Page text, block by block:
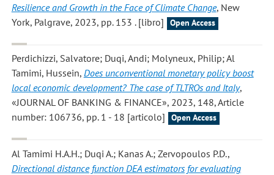
Resilience and Growth in the Face of Climate Change, New
York, Palgrave, 2023, pp. 153 . [libro]
Open Access
Perdichizzi, Salvatore; Duqi, Andi; Molyneux, Philip; Al
Tamimi, Hussein, Does unconventional monetary policy boost
local economic development? The case of TLTROs and Italy,
«JOURNAL OF BANKING & FINANCE», 2023, 148, Article
number: 106736, pp. 1 - 18 [articolo]
Open Access
Al Tamimi H.A.H.; Duqi A.; Kanas A.; Zervopoulos P.D.,
Directional distance function DEA estimators for evaluating